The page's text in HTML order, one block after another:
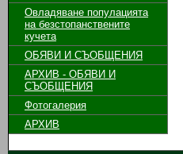
Овладяване популацията
на безстопанствените
кучета
ОБЯВИ И СЪОБЩЕНИЯ
АРХИВ - ОБЯВИ И
СЪОБЩЕНИЯ
Фотогалерия
АРХИВ